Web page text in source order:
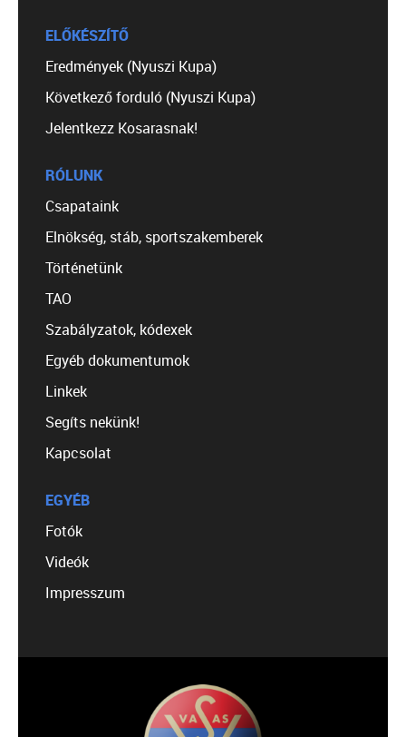
ELŐKÉSZÍTŐ
Eredmények (Nyuszi Kupa)
Következő forduló (Nyuszi Kupa)
Jelentkezz Kosarasnak!
RÓLUNK
Csapataink
Elnökség, stáb, sportszakemberek
Történetünk
TAO
Szabályzatok, kódexek
Egyéb dokumentumok
Linkek
Segíts nekünk!
Kapcsolat
EGYÉB
Fotók
Videók
Impresszum